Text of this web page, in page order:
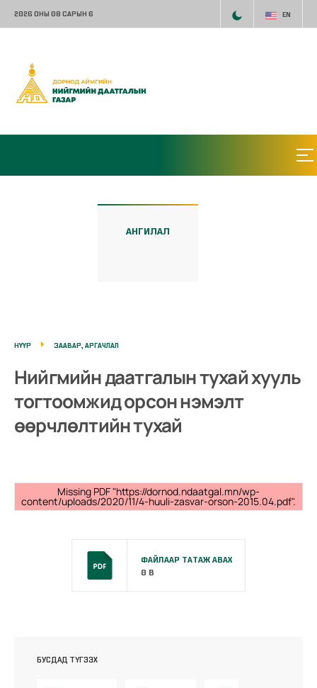
2026 ОНЫ 08 САРЫН 6 EN
АНГИЛАЛ
НҮҮР ЗААВАР, АРГАЧЛАЛ
Нийгмийн даатгалын тухай хууль
тогтоомжид орсон нэмэлт
өөрчлөлтийн тухай
Missing PDF "https://dornod.ndaatgal.mn/wp-
content/uploads/2020/11/4-huuli-zasvar-orson-2015.04.pdf".
ФАЙЛААР ТАТАЖ АВАХ
0 B
БУСДАД ТҮГЭЭХ